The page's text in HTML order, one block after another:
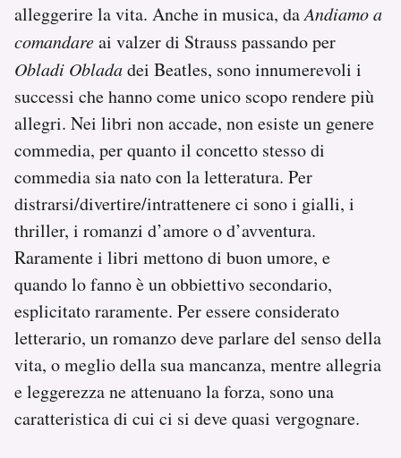
AREA PERSONALE
Area Personale
Newsletter
Notifiche mobile
Regala il Post
Hai bisogno di aiuto?
Esci
alleggerire la vita. Anche in musica, daAndiamo a
comandareai valzer di Strauss passando per
Obladi Obladadei Beatles, sono innumerevoli i
successi che hanno come unico scopo rendere più
allegri. Nei libri non accade, non esiste un genere
commedia, per quanto il concetto stesso di
commedia sia nato con la letteratura. Per
distrarsi/divertire/intrattenere ci sono i gialli, i
thriller, i romanzi d’amore o d’avventura.
Raramente i libri mettono di buon umore, e
quando lo fanno è un obbiettivo secondario,
esplicitato raramente. Per essere considerato
letterario, un romanzo deve parlare del senso della
vita, o meglio della sua mancanza, mentre allegria
e leggerezza ne attenuano la forza, sono una
caratteristica di cui ci si deve quasi vergognare.